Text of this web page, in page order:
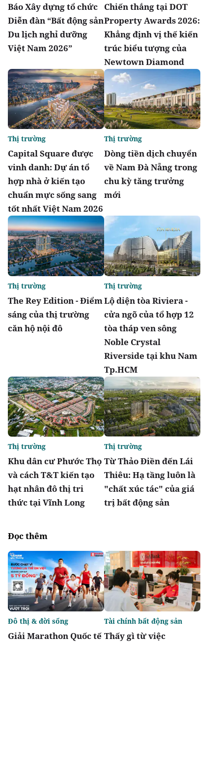
Báo Xây dựng tổ chức
Diễn đàn “Bất động sản
Du lịch nghỉ dưỡng
Việt Nam 2026”
Chiến thắng tại DOT
Property Awards 2026:
Khẳng định vị thế kiến
trúc biểu tượng của
Newtown Diamond
Capital Square được
vinh danh: Dự án tổ
hợp nhà ở kiến tạo
chuẩn mực sống sang
tốt nhất Việt Nam 2026
Thị trường
Dòng tiền dịch chuyển
về Nam Đà Nẵng trong
chu kỳ tăng trưởng
mới
Thị trường
The Rey Edition - Điểm
sáng của thị trường
căn hộ nội đô
Thị trường
Lộ diện tòa Riviera -
cửa ngõ của tổ hợp 12
tòa tháp ven sông
Noble Crystal
Riverside tại khu Nam
Tp.HCM
Thị trường
Khu dân cư Phước Thọ
và cách T&T kiến tạo
hạt nhân đô thị tri
thức tại Vĩnh Long
Thị trường
Từ Thảo Điền đến Lái
Thiêu: Hạ tầng luôn là
"chất xúc tác" của giá
trị bất động sản
Thị trường
Đọc thêm
Giải Marathon Quốc tế
Đô thị & đời sống
Thấy gì từ việc
Tài chính bất động sản